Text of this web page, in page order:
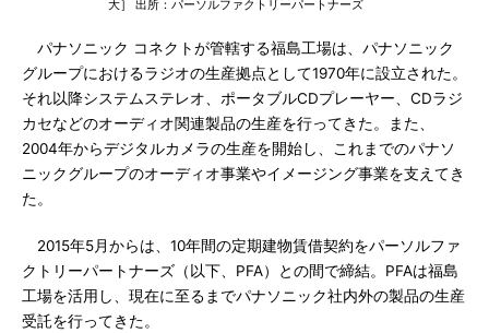
大］ 出所：パーソルファクトリーパートナーズ
パナソニック コネクトが管轄する福島工場は、パナソニック
グループにおけるラジオの生産拠点として1970年に設立された。
それ以降システムステレオ、ポータブルCDプレーヤー、CDラジ
カセなどのオーディオ関連製品の生産を行ってきた。また、
2004年からデジタルカメラの生産を開始し、これまでのパナソ
ニックグループのオーディオ事業やイメージング事業を支えてき
た。
2015年5月からは、10年間の定期建物賃借契約をパーソルファ
クトリーパートナーズ（以下、PFA）との間で締結。PFAは福島
工場を活用し、現在に至るまでパナソニック社内外の製品の生産
受託を行ってきた。